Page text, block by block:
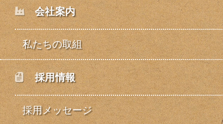
会社案内
私たちの取組
採用情報
採用メッセージ